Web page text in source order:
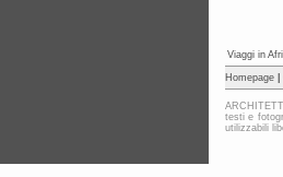
Viaggi in
Homepage
testi e
utilizzabili